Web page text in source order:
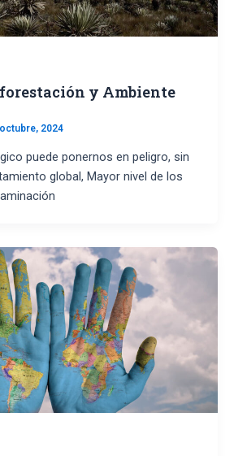
y Ambiente
2024
puede ponernos en peligro, sin
global, Mayor nivel de los